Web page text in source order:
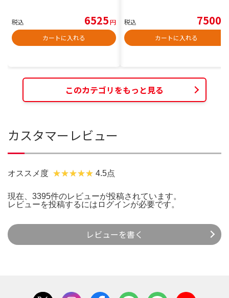
税込 6525円
カートに入れる
税込 7500
カートに入れる
このカテゴリをもっと見る
カスタマーレビュー
オススメ度 4.5点
現在、3395件のレビューが投稿されています。
レビューを投稿するには ログインが必要です。
レビューを書く